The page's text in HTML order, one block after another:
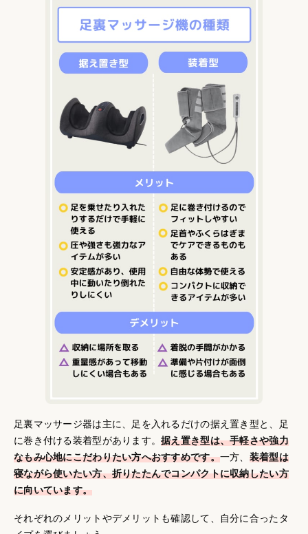
足裏マッサージ器は主に、足を入れるだけの据え置き型と、足
に巻き付ける装着型があります。据え置き型は、手軽さや強力
なもみ心地にこだわりたい方へおすすめです。一方、 装着型は
寝ながら使いたい方、折りたたんでコンパクトに収納したい方
に向いています。
それぞれのメリットやデメリットも確認して、自分に合ったタ